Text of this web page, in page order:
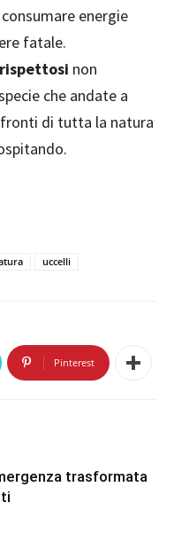
energie
fatale.
rispettosi non
che andate a
di tutta la natura
uccelli
Pinterest
trasformata